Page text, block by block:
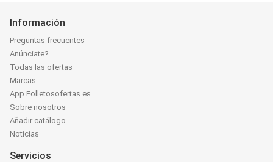
Información
Preguntas frecuentes
Anúnciate?
Todas las ofertas
Marcas
App Folletosofertas.es
Sobre nosotros
Añadir catálogo
Noticias
Servicios